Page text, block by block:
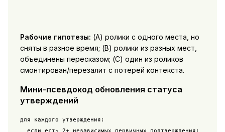
Рабочие гипотезы: (A) ролики с одного места, но
сняты в разное время; (B) ролики из разных мест,
объединены пересказом; (C) один из роликов
смонтирован/перезалит с потерей контекста.
Мини-псевдокод обновления статуса
утверждений
для каждого утверждения: